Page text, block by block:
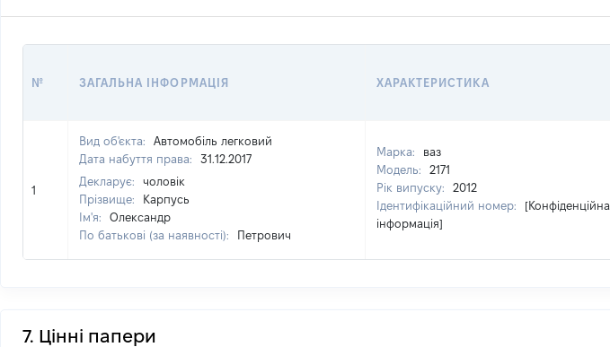
№ ЗАГАЛЬНА ІНФОРМАЦІЯ ХАРАКТЕРИСТИКА
1
Вид об'єкта:
Автомобіль легковий
Дата набуття права:
31.12.2017
Декларує:
чоловік
Прізвище:
Карпусь
Ім'я:
Олександр
По батькові (за наявності):
Петрович
Марка:
ваз
Модель:
2171
Рік випуску:
2012
Ідентифікаційний номер:
[Конфіденційна
інформація]
7. Цінні папери